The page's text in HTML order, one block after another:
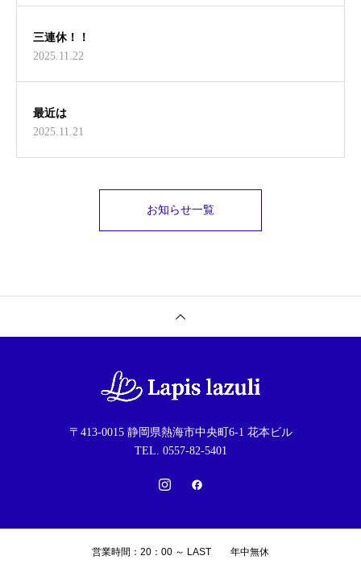
三連休！！
2025.11.22
最近は
2025.11.21
お知らせ一覧
〒413-0015 静岡県熱海市中央町6-1 花本ビル
TEL. 0557-82-5401
営業時間：20：00 ～ LAST 年中無休